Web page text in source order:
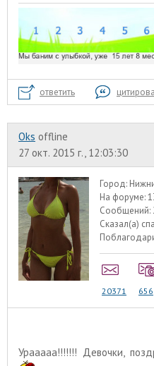
ответить
Oks offline
27 окт. 2015 г., 12:03:30
Город:
На форуме:
Сообщений:
Сказал(а)
20371 656
Урааааа!!!!!!! Девочки,